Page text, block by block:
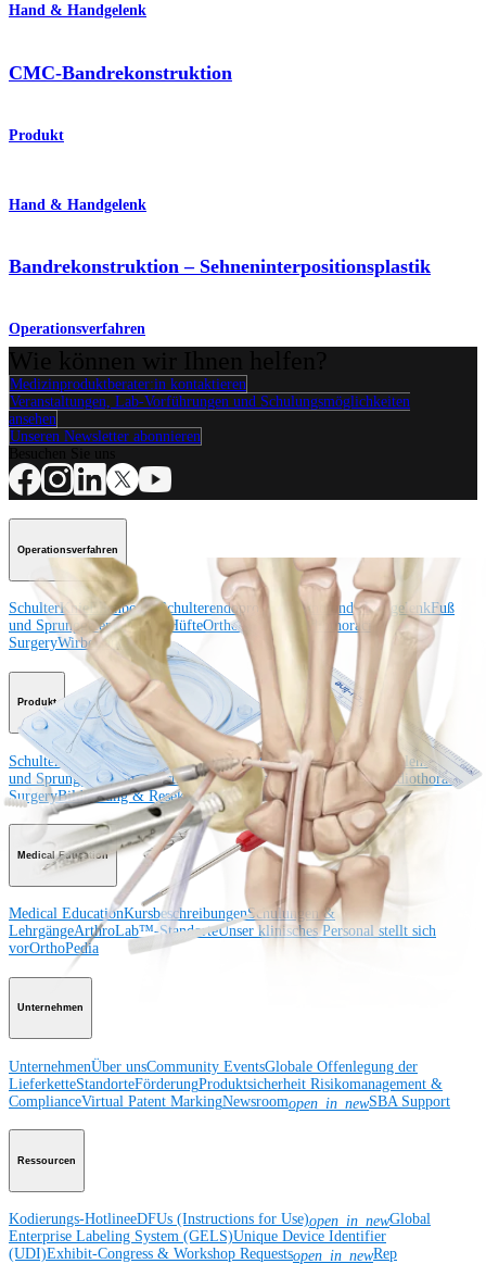
Hand & Handgelenk
CMC-Bandrekonstruktion
Produkt
Hand & Handgelenk
Bandrekonstruktion – Sehneninterpositionsplastik
Operationsverfahren
Medizinproduktberater:in kontaktieren
Veranstaltungen, Lab-Vorführungen und Schulungsmöglichkeiten
ansehen
Unseren Newsletter abonnieren
Operationsverfahren
SchulterKnieEllenbogenSchulterendoprothetik Hand und HandgelenkFuß
und SprunggelenkTrauma HüfteOrthobiologie
Cardiothoracic
SurgeryWirbelsäule
Produkt
SchulterKnie EllenbogenSchulterendoprothetik Hand und HandgelenkFuß
und SprunggelenkHüfteOrthobiologieHerz-Thoraxchirurgie
Cardiothoracic
SurgeryBildgebung & Resektion
Medical Education
Medical EducationKursbeschreibungenSchulungen &
LehrgängeArthroLab™-StandorteUnser klinisches Personal stellt sich
vorOrthoPedia
Unternehmen
UnternehmenÜber unsCommunity EventsGlobale Offenlegung der
LieferketteStandorteFörderungProduktsicherheit Risikomanagement &
ComplianceVirtual Patent MarkingNewsroomopen_in_newSBA Support
Ressourcen
Kodierungs-HotlineeDFUs (Instructions for Use)open_in_newGlobal
Enterprise Labeling System (GELS)Unique Device Identifier
(UDI)Exhibit-Congress & Workshop Requestsopen_in_newRep